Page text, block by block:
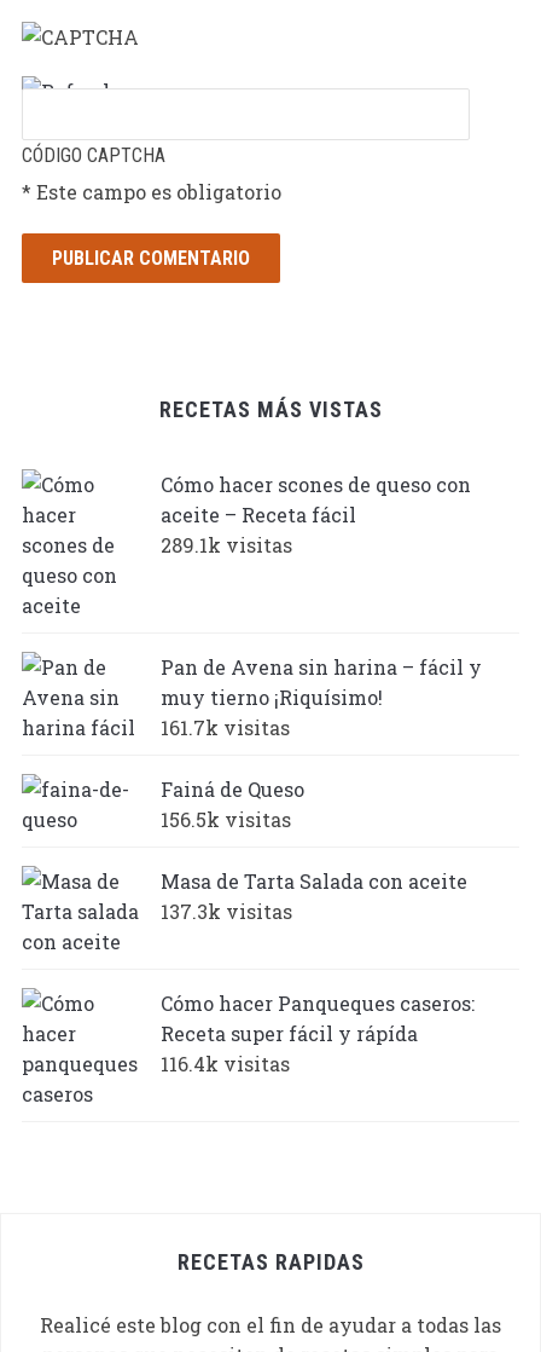
CÓDIGO CAPTCHA
* Este campo es obligatorio
RECETAS MÁS VISTAS
Cómo hacer scones de queso con
aceite – Receta fácil
289.1k visitas
Pan de Avena sin harina – fácil y
muy tierno ¡Riquísimo!
161.7k visitas
Fainá de Queso
156.5k visitas
Masa de Tarta Salada con aceite
137.3k visitas
Cómo hacer Panqueques caseros:
Receta super fácil y rápída
116.4k visitas
RECETAS RAPIDAS
Realicé este blog con el fin de ayudar a todas las